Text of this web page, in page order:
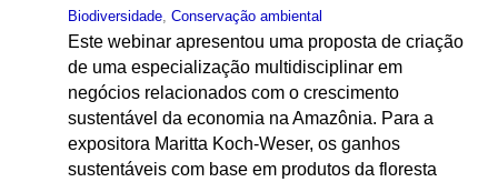
Biodiversidade, Conservação ambiental
Este webinar apresentou uma proposta de criação
de uma especialização multidisciplinar em
negócios relacionados com o crescimento
sustentável da economia na Amazônia. Para a
expositora Maritta Koch-Weser, os ganhos
sustentáveis com base em produtos da floresta